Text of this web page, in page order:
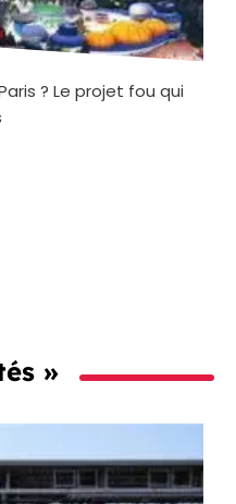
? Le projet fou qui
»